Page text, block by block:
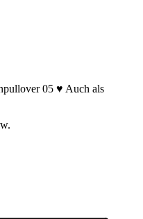
05 ♥ Auch als